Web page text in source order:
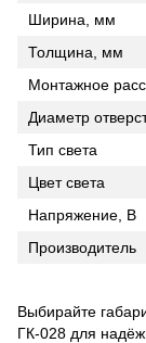
Ширина, мм
Толщина, мм
Монтажное
Диаметр
Тип света
Цвет света
Напряжение, В
Производитель
Выбирайте
ГК-028 для